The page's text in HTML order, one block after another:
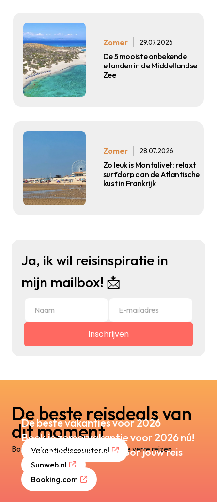
Zomer 29.07.2026
De 5 mooiste onbekende
eilanden in de Middellandse
Zee
Zomer 28.07.2026
Zo leuk is Montalivet: relaxt
surfdorp aan de Atlantische
kust in Frankrijk
Ja, ik wil reisinspiratie in
mijn mailbox! 📩
De beste reisdeals van
dit moment
Boek goedkope vakanties en mooie verre reizen.
De beste vakanties voor 2026
Vakantiediscounter.nl
Boek je zomervakantie voor 2026 nú!
Sunweb.nl
Vind de beste hotels voor jouw reis
Booking.com